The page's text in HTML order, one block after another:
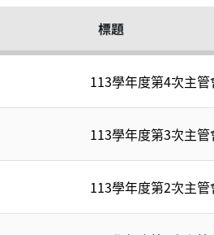
標題
113學年度第4次主
113學年度第3次主
113學年度第2次主